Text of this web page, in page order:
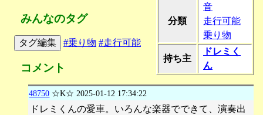
分類
音
走行可能
乗り物
持ち主
ドレミく
ん
みんなのタグ
タグ編集 #乗り物 #走行可能
コメント
48750 ☆K☆ 2025-01-12 17:34:22
ドレミくんの愛車。いろんな楽器でできて、演奏出